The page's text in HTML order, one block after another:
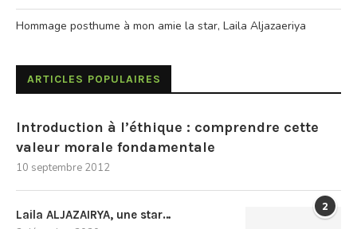
Hommage posthume à mon amie la star, Laila Aljazaeriya
ARTICLES POPULAIRES
Introduction à l’éthique : comprendre cette
valeur morale fondamentale
10 septembre 2012
2
Laila ALJAZAIRYA, une star…